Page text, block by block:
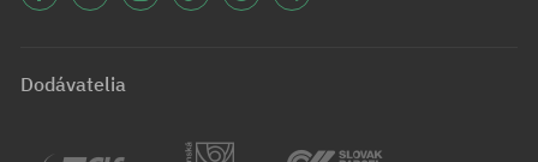
Dodávatelia